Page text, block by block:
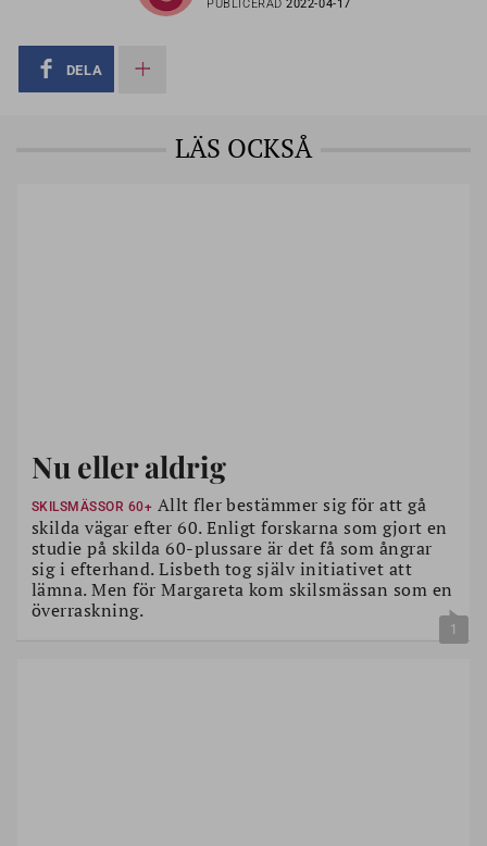
PUBLICERAD2022-04-17
DELA
LÄS OCKSÅ
Nu eller aldrig
SKILSMÄSSOR 60+ Allt fler bestämmer sig för att gå
skilda vägar efter 60. Enligt forskarna som gjort en
studie på skilda 60-plussare är det få som ångrar
sig i efterhand. Lisbeth tog själv initiativet att
lämna. Men för Margareta kom skilsmässan som en
överraskning.
1